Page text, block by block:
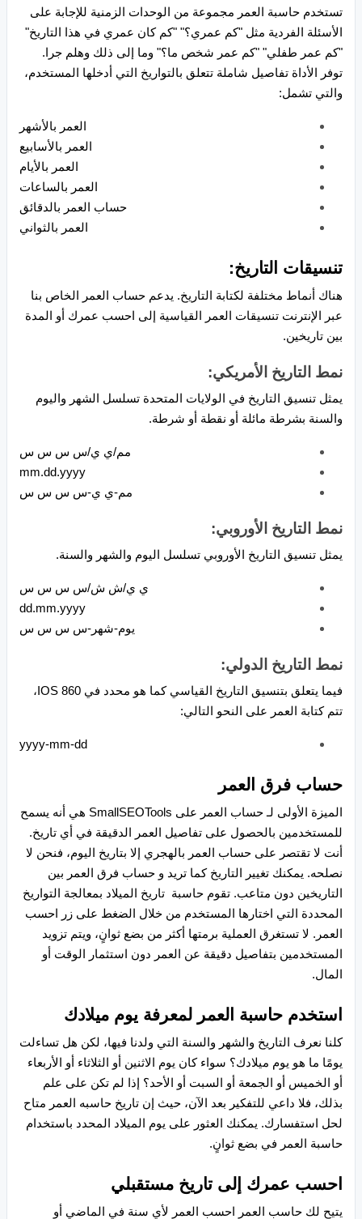
تستخدم حاسبة العمر مجموعة من الوحدات الزمنية للإجابة على
الأسئلة الفردية مثل "كم عمري؟" "كم كان عمري في هذا التاريخ"
"كم عمر طفلي" "كم عمر شخص ما؟" وما إلى ذلك وهلم جرا.
توفر الأداة تفاصيل شاملة تتعلق بالتواريخ التي أدخلها المستخدم،
والتي تشمل:
العمر بالأشهر
العمر بالأسابيع
العمر بالأيام
العمر بالساعات
حساب العمر بالدقائق
العمر بالثواني
تنسيقات التاريخ:
هناك أنماط مختلفة لكتابة التاريخ. يدعم حساب العمر الخاص بنا
عبر الإنترنت تنسيقات العمر القياسية إلى احسب عمرك أو المدة
بين تاريخين.
نمط التاريخ الأمريكي:
يمثل تنسيق التاريخ في الولايات المتحدة تسلسل الشهر واليوم
والسنة بشرطة مائلة أو نقطة أو شرطة.
مم/ي ي/س س س س
mm.dd.yyyy
مم-ي ي-س س س س
نمط التاريخ الأوروبي:
يمثل تنسيق التاريخ الأوروبي تسلسل اليوم والشهر والسنة.
ي ي/ش ش/س س س س
dd.mm.yyyy
يوم-شهر-س س س س
نمط التاريخ الدولي:
فيما يتعلق بتنسيق التاريخ القياسي كما هو محدد في IOS 860،
تتم كتابة العمر على النحو التالي:
yyyy-mm-dd
حساب فرق العمر
الميزة الأولى لـ حساب العمر على SmallSEOTools هي أنه يسمح
للمستخدمين بالحصول على تفاصيل العمر الدقيقة في أي تاريخ.
أنت لا تقتصر على حساب العمر بالهجري إلا بتاريخ اليوم، فنحن لا
نصلحه. يمكنك تغيير التاريخ كما تريد و حساب فرق العمر بين
التاريخين دون متاعب. تقوم حاسبة تاريخ الميلاد بمعالجة التواريخ
المحددة التي اختارها المستخدم من خلال الضغط على زر احسب
العمر. لا تستغرق العملية برمتها أكثر من بضع ثوانٍ، ويتم تزويد
المستخدمين بتفاصيل دقيقة عن العمر دون استثمار الوقت أو
المال.
استخدم حاسبة العمر لمعرفة يوم ميلادك
كلنا نعرف التاريخ والشهر والسنة التي ولدنا فيها، لكن هل تساءلت
يومًا ما هو يوم ميلادك؟ سواء كان يوم الاثنين أو الثلاثاء أو الأربعاء
أو الخميس أو الجمعة أو السبت أو الأحد؟ إذا لم تكن على علم
بذلك، فلا داعي للتفكير بعد الآن، حيث إن تاريخ حاسبه العمر متاح
لحل استفسارك. يمكنك العثور على يوم الميلاد المحدد باستخدام
حاسبة العمر في بضع ثوانٍ.
احسب عمرك إلى تاريخ مستقبلي
يتيح لك حاسب العمر احسب العمر لأي سنة في الماضي أو